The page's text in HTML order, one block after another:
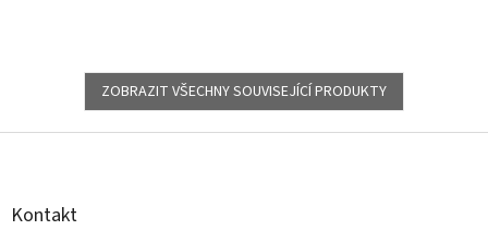
ZOBRAZIT VŠECHNY SOUVISEJÍCÍ PRODUKTY
Z
Kontakt